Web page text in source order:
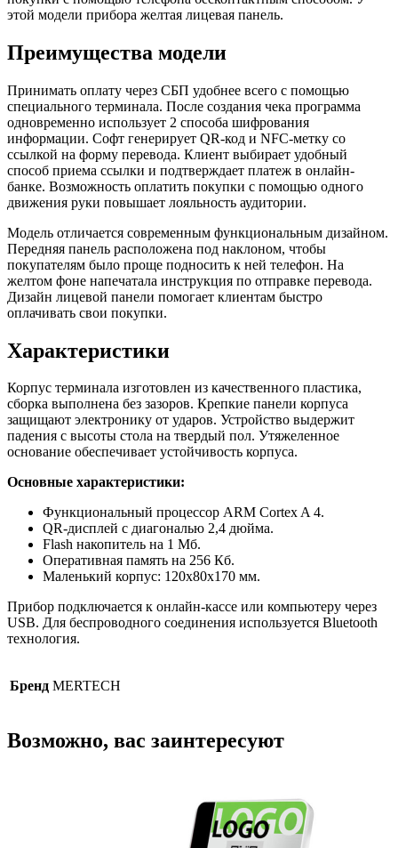
этой модели прибора желтая лицевая панель.
Преимущества модели
Принимать оплату через СБП удобнее всего с помощью
специального терминала. После создания чека программа
одновременно использует 2 способа шифрования
информации. Софт генерирует QR-код и NFC-метку со
ссылкой на форму перевода. Клиент выбирает удобный
способ приема ссылки и подтверждает платеж в онлайн-
банке. Возможность оплатить покупки с помощью одного
движения руки повышает лояльность аудитории.
Модель отличается современным функциональным дизайном.
Передняя панель расположена под наклоном, чтобы
покупателям было проще подносить к ней телефон. На
желтом фоне напечатала инструкция по отправке перевода.
Дизайн лицевой панели помогает клиентам быстро
оплачивать свои покупки.
Характеристики
Корпус терминала изготовлен из качественного пластика,
сборка выполнена без зазоров. Крепкие панели корпуса
защищают электронику от ударов. Устройство выдержит
падения с высоты стола на твердый пол. Утяжеленное
основание обеспечивает устойчивость корпуса.
Основные характеристики:
Функциональный процессор ARM Cortex A 4.
QR-дисплей с диагональю 2,4 дюйма.
Flash накопитель на 1 Мб.
Оперативная память на 256 Кб.
Маленький корпус: 120х80х170 мм.
Прибор подключается к онлайн-кассе или компьютеру через
USB. Для беспроводного соединения используется Bluetooth
технология.
Бренд MERTECH
Возможно, вас заинтересуют